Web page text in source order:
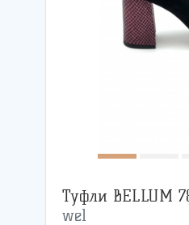
Туфли BELLUM
wel